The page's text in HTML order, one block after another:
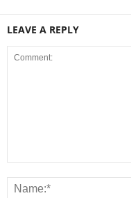
LEAVE A REPLY